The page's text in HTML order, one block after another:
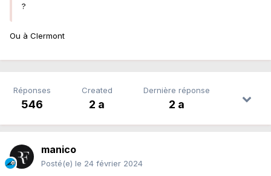
?
Ou à Clermont
Réponses
546
Created
2 a
Dernière réponse
2 a
manico
Posté(e) le 24 février 2024